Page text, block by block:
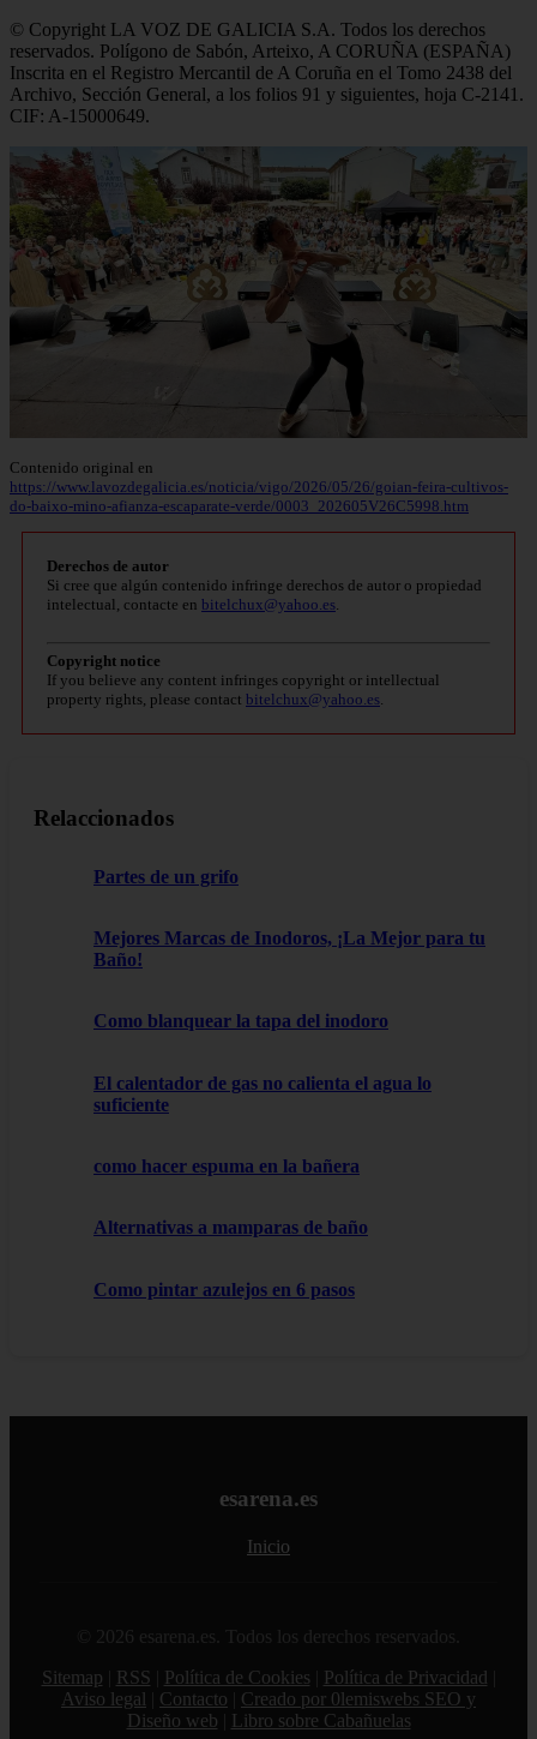
© Copyright LA VOZ DE GALICIA S.A. Todos los derechos
reservados. Polígono de Sabón, Arteixo, A CORUÑA (ESPAÑA)
Inscrita en el Registro Mercantil de A Coruña en el Tomo 2438 del
Archivo, Sección General, a los folios 91 y siguientes, hoja C-2141.
CIF: A-15000649.
Contenido original en
https://www.lavozdegalicia.es/noticia/vigo/2026/05/26/goian-feira-cultivos-
do-baixo-mino-afianza-escaparate-verde/0003_202605V26C5998.htm
Derechos de autor
Si cree que algún contenido infringe derechos de autor o propiedad
intelectual, contacte en bitelchux@yahoo.es.
Copyright notice
If you believe any content infringes copyright or intellectual
property rights, please contact bitelchux@yahoo.es.
Relaccionados
Partes de un grifo
Mejores Marcas de Inodoros, ¡La Mejor para tu
Baño!
Como blanquear la tapa del inodoro
El calentador de gas no calienta el agua lo
suficiente
como hacer espuma en la bañera
Alternativas a mamparas de baño
Como pintar azulejos en 6 pasos
esarena.es
Inicio
© 2026 esarena.es. Todos los derechos reservados.
Sitemap
RSS Política de Cookies Política de Privacidad
Aviso legal
Contacto
Creado por 0lemiswebs SEO y
Diseño web
Libro sobre Cabañuelas